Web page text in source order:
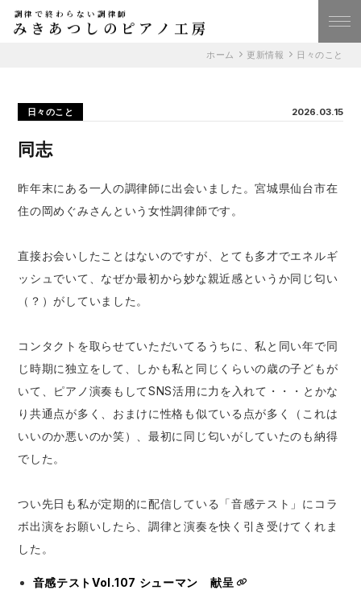
調律で終わらない調律師
みきあつしのピアノ工房
ホーム 更新情報 日々のこと
日々のこと 2026.03.15
同志
昨年末にある一人の調律師に出会いました。宮城県仙台市在
住の岡めぐみさんという女性調律師です。
直接お会いしたことはないのですが、とても多才でエネルギ
ッシュでいて、なぜか最初から妙な親近感というか同じ匂い
（？）がしていました。
コンタクトを取らせていただいてるうちに、私と同い年で同
じ時期に独立をして、しかも私と同じくらいの歳の子どもが
いて、ピアノ演奏もしてSNS活用に力を入れて・・・とかな
り共通点が多く、おまけに性格も似ている点が多く（これは
いいのか悪いのか笑）、最初に同じ匂いがしていたのも納得
でした。
つい先日も私が定期的に配信している「音感テスト」にコラ
ボ出演をお願いしたら、調律と演奏を快く引き受けてくれま
した。
音感テストVol.107 シューマン 献呈